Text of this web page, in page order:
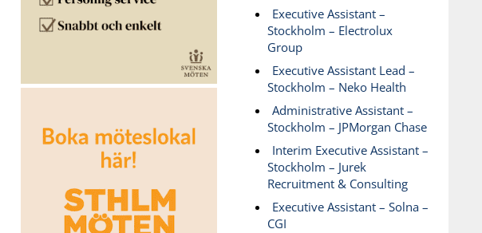
Executive Assistant –
Stockholm – Electrolux
Group
Executive Assistant Lead –
Stockholm – Neko Health
Administrative Assistant –
Stockholm – JPMorgan Chase
Interim Executive Assistant –
Stockholm – Jurek
Recruitment & Consulting
Executive Assistant – Solna –
CGI